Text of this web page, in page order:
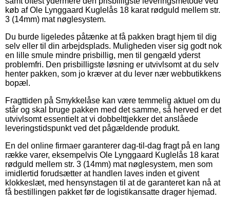
køb af Ole Lynggaard Kuglelås 18 karat rødguld mellem str.
3 (14mm) mat nøglesystem.
Du burde ligeledes påtænke at få pakken bragt hjem til dig
selv eller til din arbejdsplads. Muligheden viser sig godt nok
en lille smule mindre prisbillig, men til gengæld yderst
problemfri. Den prisbilligste løsning er utvivlsomt at du selv
henter pakken, som jo kræver at du lever nær webbutikkens
bopæl.
Fragttiden på Smykkelåse kan være temmelig aktuel om du
står og skal bruge pakken med det samme, så herved er det
utvivlsomt essentielt at vi dobbelttjekker det anslåede
leveringstidspunkt ved det pågældende produkt.
En del online firmaer garanterer dag-til-dag fragt på en lang
række varer, eksempelvis Ole Lynggaard Kuglelås 18 karat
rødguld mellem str. 3 (14mm) mat nøglesystem, men som
imidlertid forudsætter at handlen laves inden et givent
klokkeslæt, med hensynstagen til at de garanteret kan nå at
få bestillingen pakket før de logistikansatte drager hjemad.